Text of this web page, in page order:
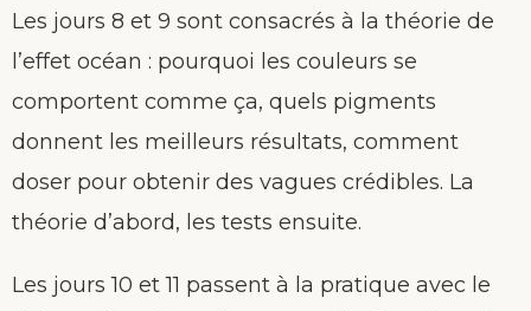
Les jours 8 et 9 sont consacrés à la théorie de
l’effet océan : pourquoi les couleurs se
comportent comme ça, quels pigments
donnent les meilleurs résultats, comment
doser pour obtenir des vagues crédibles. La
théorie d’abord, les tests ensuite.
Les jours 10 et 11 passent à la pratique avec le